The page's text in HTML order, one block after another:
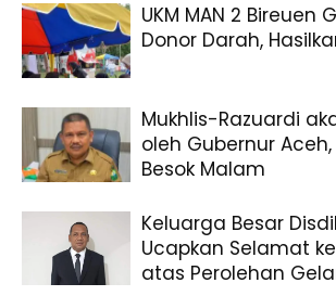
UKM MAN 2 Bireuen
Donor Darah,
Mukhlis-Razuardi
oleh Gubernur
Besok Malam
Keluarga Besar
Ucapkan Selamat
atas Perolehan